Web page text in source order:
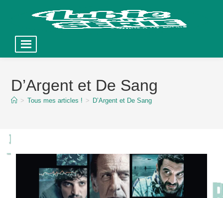
contentD’Argent et De Sang
> Tous mes articles ! > D’Argent et De Sang